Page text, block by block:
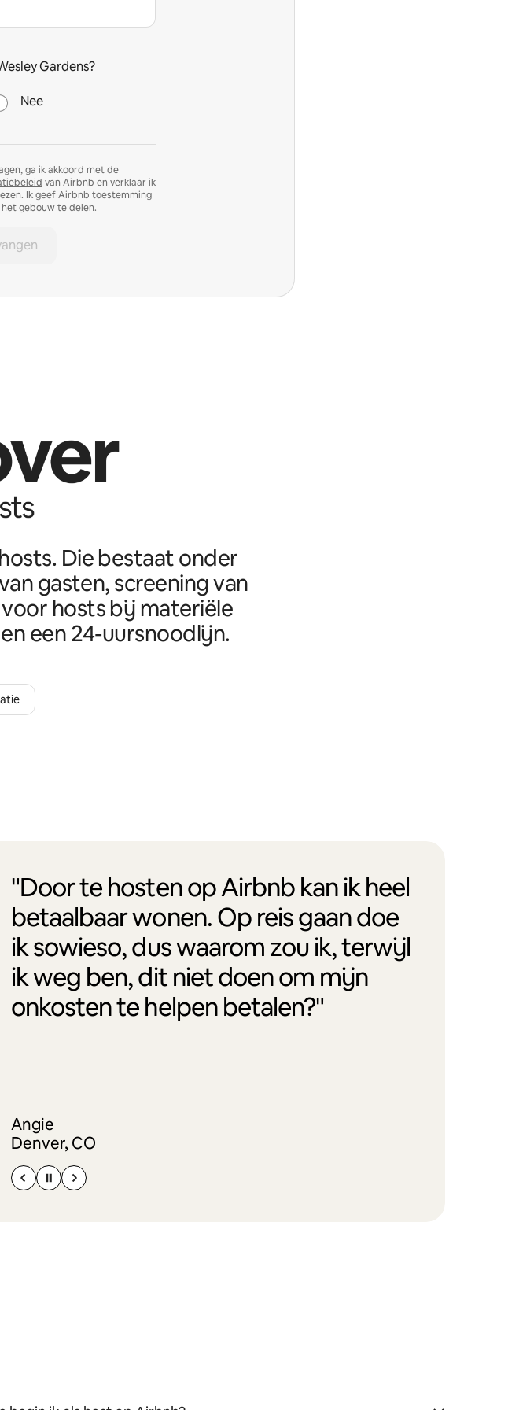
Gardens?
Nee
ga ik akkoord met de
van Airbnb en verklaar ik
Ik geef Airbnb toestemming
gebouw te delen.
Die bestaat onder
gasten, screening van
hosts bij materiële
een 24-uursnoodlijn.
"Door te hosten op Airbnb kan ik heel
betaalbaar wonen. Op reis gaan doe
ik sowieso, dus waarom zou ik, terwijl
ik weg ben, dit niet doen om mijn
onkosten te helpen betalen?"
Angie
Denver, CO